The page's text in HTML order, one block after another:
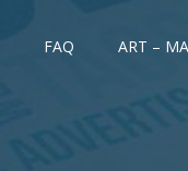
FAQ ART –